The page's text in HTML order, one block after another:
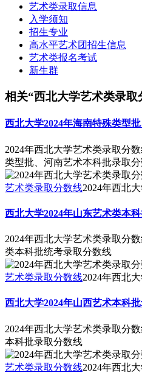
艺术类录取信息
入学须知
招生专业
高水平艺术团招生信息
艺术类报名考试
新生群
相关“西北大学艺术类录取
西北大学2024年海南特殊类型
2024年西北大学艺术类录取分
类型批、河南艺术本科批录取
艺术类录取分数线2024年西北
西北大学2024年山东艺术类本
2024年西北大学艺术类录取分
类本科批统考录取分数线
艺术类录取分数线2024年西北
西北大学2024年山西艺术本科
2024年西北大学艺术类录取分
本科批录取分数线
艺术类录取分数线2024年西北